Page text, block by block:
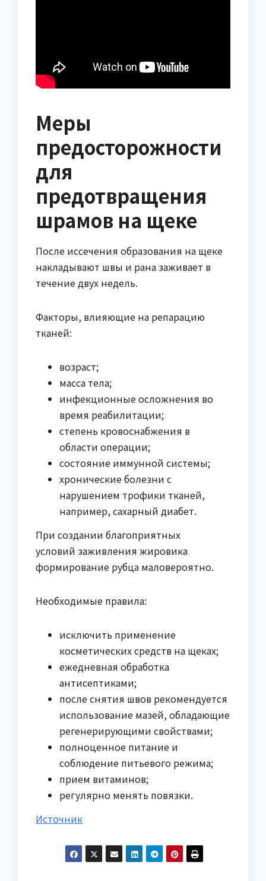
Меры
предосторожности
для
предотвращения
шрамов на щеке
После иссечения образования на щеке
накладывают швы и рана заживает в
течение двух недель.
Факторы, влияющие на репарацию
тканей:
возраст;
масса тела;
инфекционные осложнения во
время реабилитации;
степень кровоснабжения в
области операции;
состояние иммунной системы;
хронические болезни с
нарушением трофики тканей,
например, сахарный диабет.
При создании благоприятных
условий заживления жировика
формирование рубца маловероятно.
Необходимые правила:
исключить применение
косметических средств на щеках;
ежедневная обработка
антисептиками;
после снятия швов рекомендуется
использование мазей, обладающие
регенерирующими свойствами;
полноценное питание и
соблюдение питьевого режима;
прием витаминов;
регулярно менять повязки.
Источник